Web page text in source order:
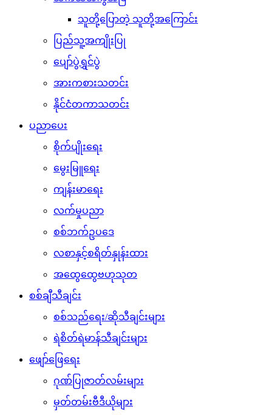
ဂုဏ်ပြုဇာတ်လမ်းများ
မှတ်တမ်းဗီဒီယိုများ
မွေးနေ့ဆုတောင်းများ
သီချင်းတောင်းဆိုခြင်းများ
ဝတ္ထု/ကာတွန်း/ကဗျာများ
ဆောင်းပါး/မဂ္ဂဇင်းများ
ပေါ်ပြူလာသတင်းများ
အနုပညာရှင်သတင်းများ
ထူးထူးခြားခြား Facebook သတင်းများ
သဇင် FM Radio
Tiktok ဆယ်လီများ
ကံစမ်းမဲ
ဉာဏ်စမ်းပဟေဠိ
ဖုန်းဘေလ်မဲဖောက်ခြင်း
ရင်ဖွင့်ဆွေးနွေး
Call Center
သတင်းစကားပေးပို့ရန်
အမေး/အဖြေကဏ္ဍ
ရွေးကောက်ပွဲစိစစ်တွေ့ရှိချက်များ
ပျိုမေVlog